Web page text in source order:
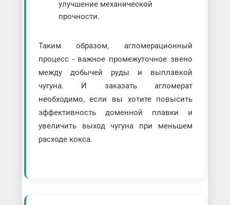
улучшение механической
прочности.
Таким образом, агломерационный
процесс - важное промежуточное звено
между добычей руды и выплавкой
чугуна. И заказать агломерат
необходимо, если вы хотите повысить
эффективность доменной плавки и
увеличить выход чугуна при меньшем
расходе кокса.